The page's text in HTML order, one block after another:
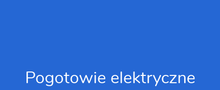
Pogotowie elektryczne